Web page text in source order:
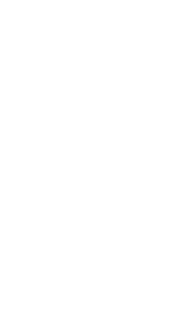
efetivos e representam um investimento
triplo negativo metastático em doentes
ajudar a controlar a hipertensão